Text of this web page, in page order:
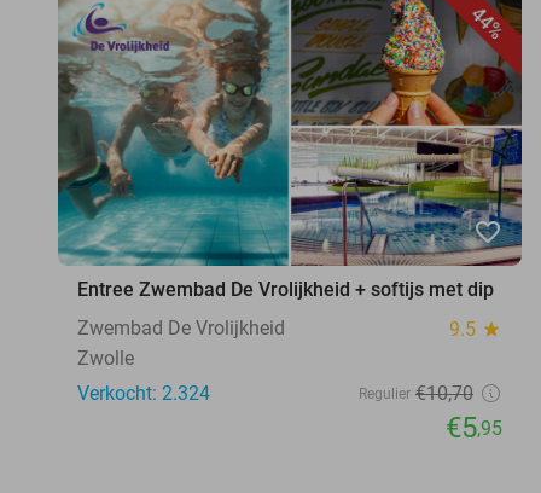
44%
favorite_border
Entree Zwembad De Vrolijkheid + softijs met dip
Zwembad De Vrolijkheid
9.5 star
Zwolle
Verkocht: 2.324
Regulier €10,70
€5,95